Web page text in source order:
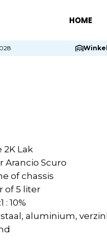
HOME
Winkel
2K Lak
Arancio Scuro
of chassis
of 5 liter
10%
aluminium,